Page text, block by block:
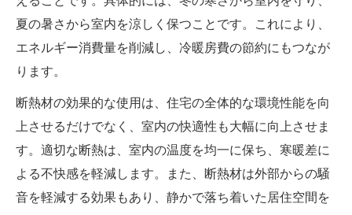
夏の暑さから室内を涼しく保つことです。これにより、
エネルギー消費量を削減し、冷暖房費の節約にもつなが
ります。
断熱材の効果的な使用は、住宅の全体的な環境性能を向
上させるだけでなく、室内の快適性も大幅に向上させま
す。適切な断熱は、室内の温度を均一に保ち、寒暖差に
よる不快感を軽減します。また、断熱材は外部からの騒
音を軽減する効果もあり、静かで落ち着いた居住空間を